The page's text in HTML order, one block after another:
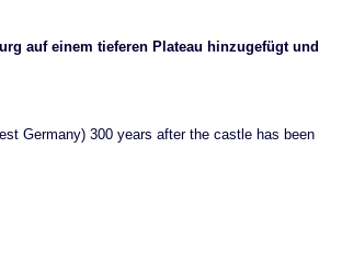
auf einem tieferen Plateau hinzugefügt und
Germany) 300 years after the castle has been